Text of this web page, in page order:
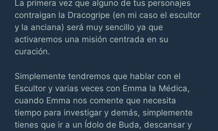
La primera vez que alguno de tus personajes
contraigan la Dracogripe (en mi caso el escultor
y la anciana) será muy sencillo ya que
activaremos una misión centrada en su
curación.
Simplemente tendremos que hablar con el
Escultor y varias veces con Emma la Médica,
cuando Emma nos comente que necesita
tiempo para investigar y demás, simplemente
tienes que ir a un Ídolo de Buda, descansar y